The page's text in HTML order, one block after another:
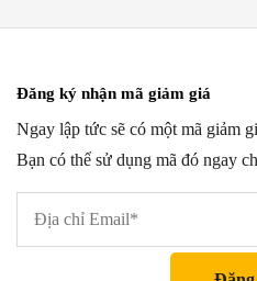
Đăng ký nhận mã giảm giá
Ngay lập tức sẽ có một mã giảm
Bạn có thể sử dụng mã đó ngay